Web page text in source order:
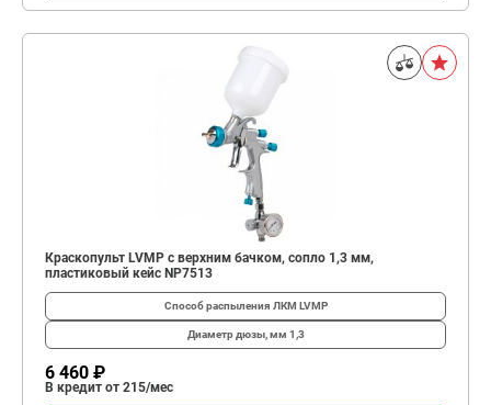
Краскопульт LVMP с верхним бачком, сопло 1,3 мм,
пластиковый кейс NP7513
Способ распыления ЛКМ LVMP
Диаметр дюзы, мм 1,3
6 460 ₽
В кредит от 215/мес